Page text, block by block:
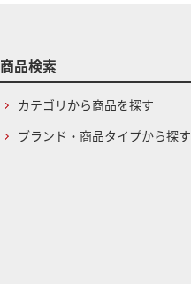
商品検索
カテゴリから商品を探す
ブランド・商品タイプから探す